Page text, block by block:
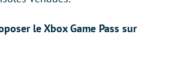
le Xbox Game Pass sur